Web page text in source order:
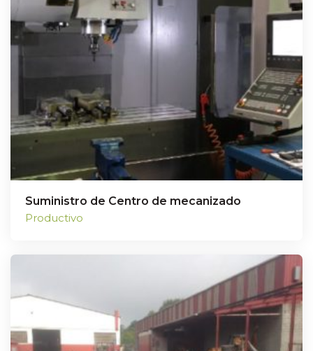
Suministro de Centro de mecanizado
Productivo